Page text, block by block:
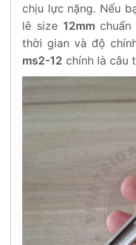
chịu lực nặng. Nếu
lê size 12mmchuẩn
thời gian và độ
ms2-12 chính là câu